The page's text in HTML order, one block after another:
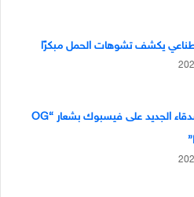
يكشف تشوهات الحمل مبكرًا
تبويب الأصدقاء الجديد على فيسبوك بشعار “OG